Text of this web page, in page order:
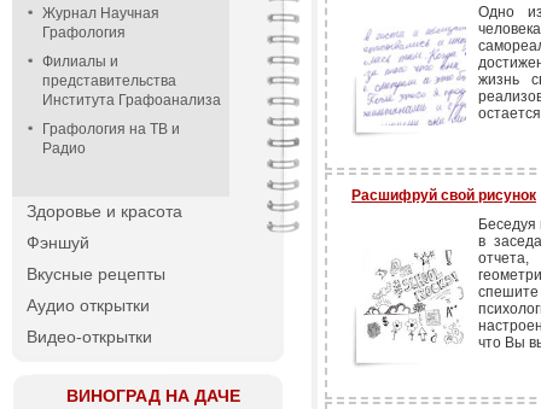
Журнал Научная
Графология
Филиалы и
представительства
Института Графоанализа
Графология на ТВ и
Радио
Здоровье и красота
Фэншуй
Вкусные рецепты
Аудио открытки
Видео-открытки
ВИНОГРАД НА ДАЧЕ
Одно
жизнь
Расшифруй свой рисунок
Беседуя
в
что Вы